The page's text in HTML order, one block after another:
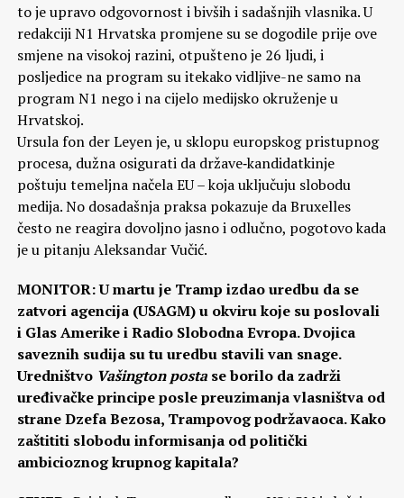
to je upravo odgovornost i bivših i sadašnjih vlasnika. U
redakciji N1 Hrvatska promjene su se dogodile prije ove
smjene na visokoj razini, otpušteno je 26 ljudi, i
posljedice na program su itekako vidljive-ne samo na
program N1 nego i na cijelo medijsko okruženje u
Hrvatskoj.
Ursula fon der Leyen je, u sklopu europskog pristupnog
procesa, dužna osigurati da države‑kandidatkinje
poštuju temeljna načela EU – koja uključuju slobodu
medija. No dosadašnja praksa pokazuje da Bruxelles
često ne reagira dovoljno jasno i odlučno, pogotovo kada
je u pitanju Aleksandar Vučić.
MONITOR: U martu je Tramp izdao uredbu da se
zatvori agencija (USAGM) u okviru koje su poslovali
i Glas Amerike i Radio Slobodna Evropa. Dvojica
saveznih sudija su tu uredbu stavili van snage.
Uredništvo Vašington postase borilo da zadrži
uređivačke principe posle preuzimanja vlasništva od
strane Dzefa Bezosa, Trampovog podržavaoca. Kako
zaštititi slobodu informisanja od politički
ambicioznog krupnog kapitala?